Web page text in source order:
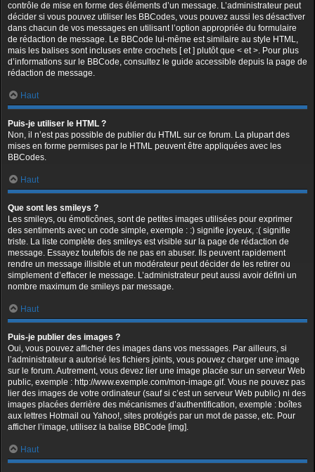
contrôle de mise en forme des éléments d’un message. L’administrateur peut
décider si vous pouvez utiliser les BBCodes, vous pouvez aussi les désactiver
dans chacun de vos messages en utilisant l’option appropriée du formulaire
de rédaction de message. Le BBCode lui-même est similaire au style HTML,
mais les balises sont incluses entre crochets [ et ] plutôt que < et >. Pour plus
d’informations sur le BBCode, consultez le guide accessible depuis la page de
rédaction de message.
Haut
Puis-je utiliser le HTML ?
Non, il n’est pas possible de publier du HTML sur ce forum. La plupart des
mises en forme permises par le HTML peuvent être appliquées avec les
BBCodes.
Haut
Que sont les smileys ?
Les smileys, ou émoticônes, sont de petites images utilisées pour exprimer
des sentiments avec un code simple, exemple : :) signifie joyeux, :( signifie
triste. La liste complète des smileys est visible sur la page de rédaction de
message. Essayez toutefois de ne pas en abuser. Ils peuvent rapidement
rendre un message illisible et un modérateur peut décider de les retirer ou
simplement d’effacer le message. L’administrateur peut aussi avoir défini un
nombre maximum de smileys par message.
Haut
Puis-je publier des images ?
Oui, vous pouvez afficher des images dans vos messages. Par ailleurs, si
l’administrateur a autorisé les fichiers joints, vous pouvez charger une image
sur le forum. Autrement, vous devez lier une image placée sur un serveur Web
public, exemple : http://www.exemple.com/mon-image.gif. Vous ne pouvez pas
lier des images de votre ordinateur (sauf si c’est un serveur Web public) ni des
images placées derrière des mécanismes d’authentification, exemple : boîtes
aux lettres Hotmail ou Yahoo!, sites protégés par un mot de passe, etc. Pour
afficher l’image, utilisez la balise BBCode [img].
Haut